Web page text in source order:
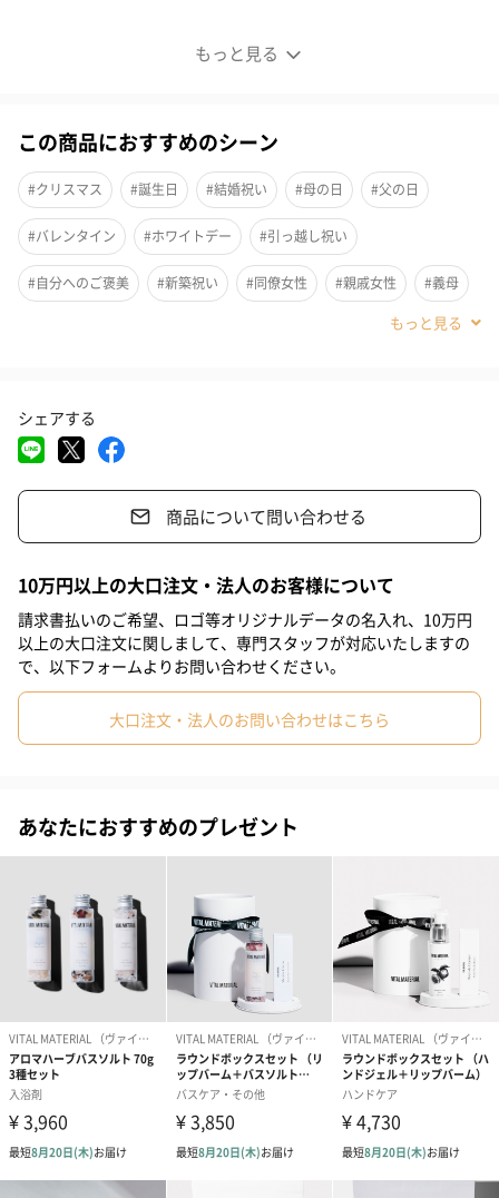
もっと見る
植物本来の持つ素材の香りが五感を癒す
オードトワレで展開されているアン・ドゥ2つの香りがリードディ
フューザーになりました。植物や果実のエッセンシャルオイルを
ふんだんに使用した、オリジナルブレンドのアロマオイル。
天然素材のドライハーブやドライフルーツを贅沢にボトルの中に
閉じこめ、植物本来の持つ素材の香りが五感を癒します。
2種類からお選びいただけます
E.D.T ver アン
が可愛らしく漂い、ミドルノートのミュゲブーケへと誘います。
ラストはセダーやムスクが静かに香る、フレッシュな香調です。
E.D.T ver ドゥ
ベルガモットやレモンのシトラスノートと絡み合うバニラの甘さ
が女性的で、ミドルノートのローズやジャスミンなどのフローラ
ルノートをゴージャスに彩ります。
ラストノートのベチバーやムスクが大人の女性を演出する、上品
この商品におすすめのシーン
#クリスマス #誕生日 #結婚祝い #母の日 #父の日
#バレンタイン #ホワイトデー #引っ越し祝い
#自分へのご褒美 #新築祝い #同僚女性 #親戚女性 #義母
#女性 #男性
#20代後半
シェアする
商品について問い合わせる
10万円以上の大口注文・法人のお客様について
請求書払いのご希望、ロゴ等オリジナルデータの名入れ、10万円
以上の大口注文に関しまして、専門スタッフが対応いたしますの
で、以下フォームよりお問い合わせください。
大口注文・法人のお問い合わせはこちら
あなたにおすすめのプレゼント